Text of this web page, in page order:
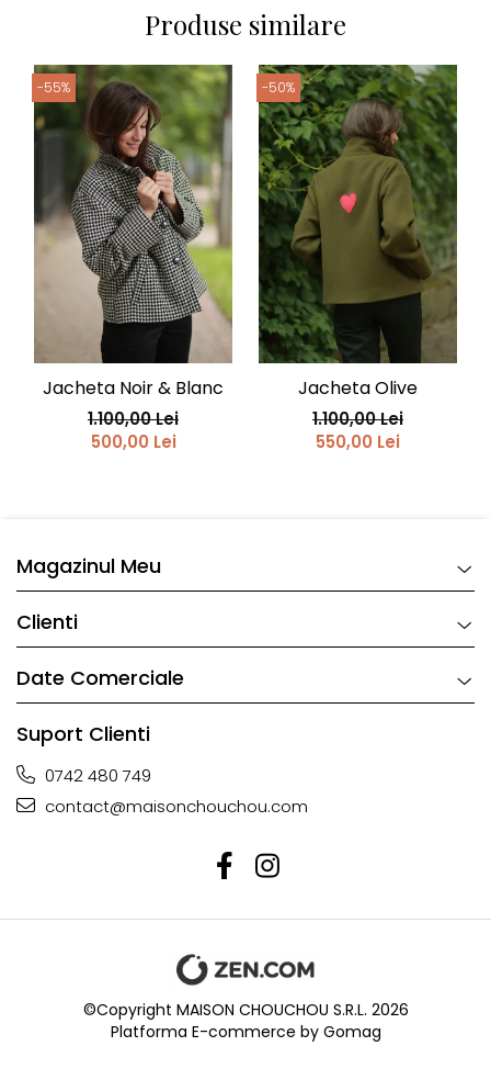
Produse similare
-55%
Jacheta Noir & Blanc
1.100,00 Lei
500,00 Lei
-50%
Jacheta Olive
1.100,00 Lei
550,00 Lei
Magazinul Meu
Clienti
Date Comerciale
Suport Clienti
0742 480 749
contact@maisonchouchou.com
©Copyright MAISON CHOUCHOU S.R.L. 2026
Platforma E-commerce by Gomag